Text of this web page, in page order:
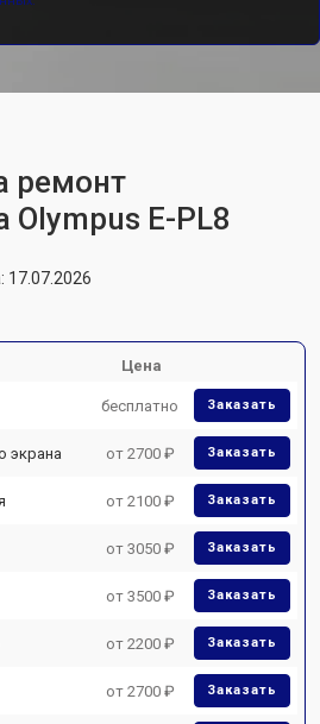
ремонт
Olympus E-PL8
17.07.2026
Цена
бесплатно Заказать
экрана от 2700 ₽ Заказать
от 2100 ₽ Заказать
от 3050 ₽ Заказать
от 3500 ₽ Заказать
от 2200 ₽ Заказать
от 2700 ₽ Заказать